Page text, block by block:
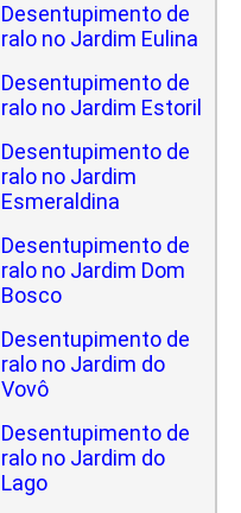
Desentupimento de
ralo no Jardim Eulina
Desentupimento de
ralo no Jardim Estoril
Desentupimento de
ralo no Jardim
Esmeraldina
Desentupimento de
ralo no Jardim Dom
Bosco
Desentupimento de
ralo no Jardim do
Vovô
Desentupimento de
ralo no Jardim do
Lago